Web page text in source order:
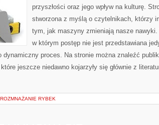
przyszłości oraz jego wpływ na kulturę.
stworzona z myślą o czytelnikach, którzy
tym, jak maszyny zmieniają nasze nawyki.
w którym postęp nie jest przedstawiana
dynamiczny proces. Na stronie można znaleźć
jeszcze niedawno kojarzyły się głównie z
RYBEK